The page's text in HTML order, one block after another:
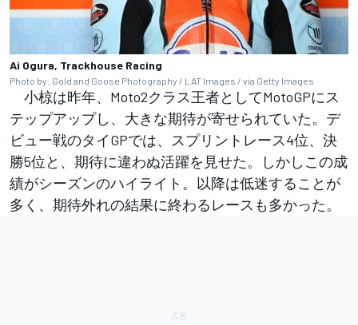
Ai Ogura, Trackhouse Racing
Photo by: Gold and Goose Photography / LAT Images / via Getty Images
小椋は昨年、Moto2クラス王者としてMotoGPにス
テップアップし、大きな期待が寄せられていた。デ
ビュー戦のタイGPでは、スプリントレース4位、決
勝5位と、期待に違わぬ活躍を見せた。しかしこの成
績がシーズンのハイライト。以降は低迷することが
多く、期待外れの結果に終わるレースも多かった。